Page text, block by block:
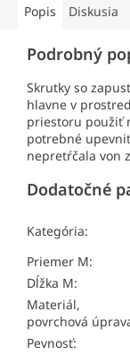
Popis Diskusia
Podrobný
Skrutky so
hlavne v
priestoru použiť
potrebné
nepretŕčala von
Dodatočné
Kategória:
Priemer M:
Dĺžka M:
Materiál,
povrchová
Pevnosť: